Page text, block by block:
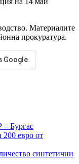
Материалите
прокуратура.
Google
Бургас
200 евро от
синтетични